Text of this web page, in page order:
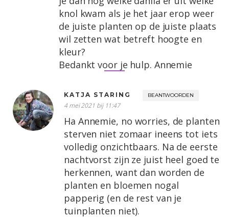
knol kwam als je het jaar erop weer
de juiste planten op de juiste plaats
wil zetten wat betreft hoogte en
kleur?
Bedankt voor je hulp. Annemie
KATJA STARING BEANTWOORDEN
4 mei 2021 bij 11:47
Ha Annemie, no worries, de planten
sterven niet zomaar ineens tot iets
volledig onzichtbaars. Na de eerste
nachtvorst zijn ze juist heel goed te
herkennen, want dan worden de
planten en bloemen nogal
papperig (en de rest van je
tuinplanten niet).